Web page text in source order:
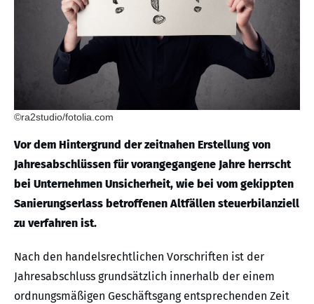
©ra2studio/fotolia.com
Vor dem Hintergrund der zeitnahen Erstellung von
Jahresabschlüssen für vorangegangene Jahre herrscht
bei Unternehmen Unsicherheit, wie bei vom gekippten
Sanierungserlass betroffenen Altfällen steuerbilanziell
zu verfahren ist.
Nach den handelsrechtlichen Vorschriften ist der
Jahresabschluss grundsätzlich innerhalb der einem
ordnungsmäßigen Geschäftsgang entsprechenden Zeit